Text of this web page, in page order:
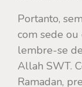
Portanto,
com sede
lembre-se
Allah SWT.
Ramadan,